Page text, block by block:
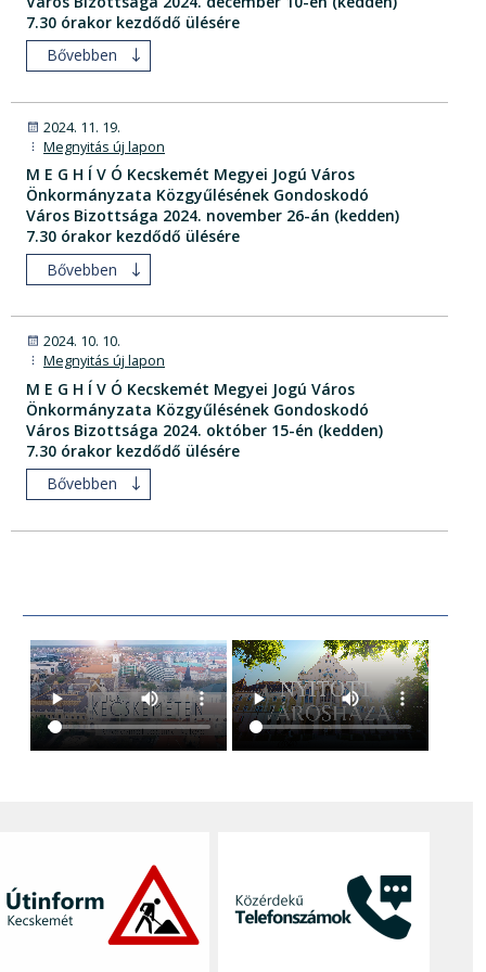
7.30 órakor kezdődő ülésére
Bővebben
2024. 11. 19.
Megnyitás új lapon
M E G H Í V Ó Kecskemét Megyei Jogú Város
Önkormányzata Közgyűlésének Gondoskodó
Város Bizottsága 2024. november 26-án (kedden)
7.30 órakor kezdődő ülésére
Bővebben
2024. 10. 10.
Megnyitás új lapon
M E G H Í V Ó Kecskemét Megyei Jogú Város
Önkormányzata Közgyűlésének Gondoskodó
Város Bizottsága 2024. október 15-én (kedden)
7.30 órakor kezdődő ülésére
Bővebben